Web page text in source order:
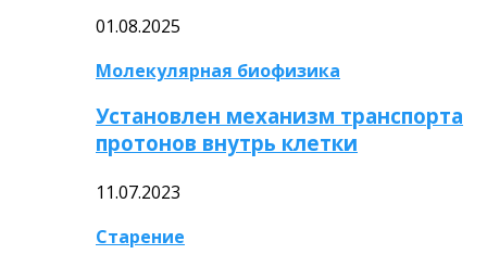
01.08.2025
Молекулярная биофизика
Установлен механизм транспорта
протонов внутрь клетки
11.07.2023
Старение